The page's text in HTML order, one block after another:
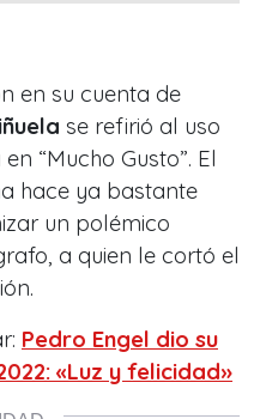
en su cuenta de
se refirió al uso
“Mucho Gusto”. El
hace ya bastante
un polémico
a quien le cortó el
Pedro Engel dio su
«Luz y felicidad»